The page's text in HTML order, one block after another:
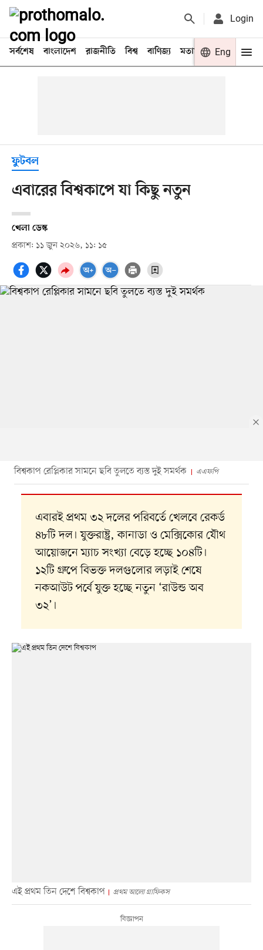
Login
সর্বশেষ বাংলাদেশ রাজনীতি বিশ্ব বাণিজ্য মতামত খেলা
Eng
ফুটবল
এবারের বিশ্বকাপে যা কিছু নতুন
খেলা ডেস্ক
প্রকাশ: ১১ জুন ২০২৬, ১১: ১৫
বিশ্বকাপ রেপ্লিকার সামনে ছবি তুলতে ব্যস্ত দুই সমর্থক এএফপি
এবারই প্রথম ৩২ দলের পরিবর্তে খেলবে রেকর্ড
৪৮টি দল। যুক্তরাষ্ট্র, কানাডা ও মেক্সিকোর যৌথ
আয়োজনে ম্যাচ সংখ্যা বেড়ে হচ্ছে ১০৪টি।
১২টি গ্রুপে বিভক্ত দলগুলোর লড়াই শেষে
নকআউট পর্বে যুক্ত হচ্ছে নতুন ‘রাউন্ড অব
৩২’।
এই প্রথম তিন দেশে বিশ্বকাপ প্রথম আলো গ্রাফিকস